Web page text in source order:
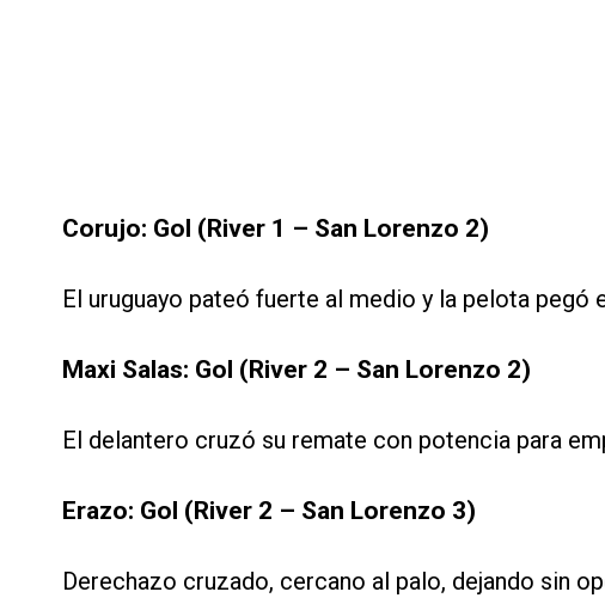
Corujo: Gol (River 1 – San Lorenzo 2)
El uruguayo pateó fuerte al medio y la pelota pegó
Maxi Salas: Gol (River 2 – San Lorenzo 2)
El delantero cruzó su remate con potencia para
Erazo: Gol (River 2 – San Lorenzo 3)
Derechazo cruzado, cercano al palo, dejando sin